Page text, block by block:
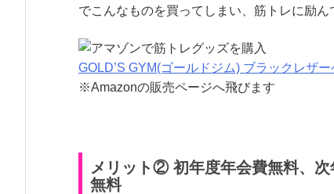
でこんなものを買ってしまい、筋トレに励
GOLD’S GYM(ゴールドジム) ブラックレザー
※Amazonの販売ページへ飛びます
メリット② 初年度年会費無料、
無料